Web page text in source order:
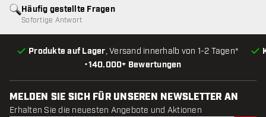
•140.000+ Bewertungen
Produkte auf Lager, Versand innerhalb von 1-2 Tagen*
Häufig gestellte Fragen
Sofortige Antwort
MELDEN SIE SICH FÜR UNSEREN NEWSLETTER AN
Erhalten Sie die neuesten Angebote und Aktionen